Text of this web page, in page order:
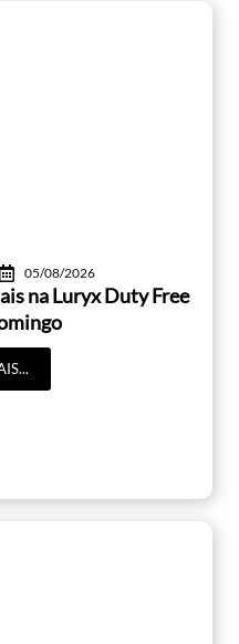
05/08/2026
na Luryx Duty Free